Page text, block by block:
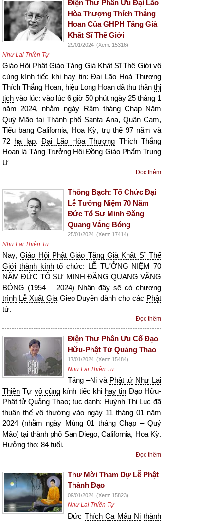
Điện Thư Phân Ưu Đại Lão
Hòa Thượng Thích Thắng
Hoan Của GHPH Tăng Già
Khất Sĩ Thế Giới
29/01/2024 (Xem: 15316)
Như Lai Thiền Tự
Giáo Hội Phật Giáo Tăng Già Khất Sĩ Thế Giới vô
cùng kính tiếc khi hay tin: Đại Lão Hoà Thượng
Thích Thắng Hoan, hiệu Long Hoan đã thu thần thị
tịch vào lúc: vào lúc 6 giờ 50 phút ngày 25 tháng 1
năm 2024, nhằm ngày Rằm tháng Chạp Năm
Quý Mão tại Thành phố Santa Ana, Quận Cam,
Tiểu bang California, Hoa Kỳ, trụ thế 97 năm và
72 hạ lạp.Đại Lão Hòa Thượng Thích Thắng
Hoan là Tăng Trưởng Hội Đồng Giáo Phẩm Trung
Ư
Đọc thêm
Thông Bạch: Tổ Chức Đại
Lễ Tưởng Niệm 70 Năm
Đức Tổ Sư Minh Đăng
Quang Vắng Bóng
25/01/2024 (Xem: 17414)
Như Lai Thiền Tự
Nay,Giáo Hội Phật Giáo Tăng Già Khất Sĩ Thế
Giới thành kínhtổ chức: LỄ TƯỞNG NIỆM 70
NĂM ĐỨC TỔ SƯ MINH ĐĂNG QUANG VẮNG
BÓNG (1954 – 2024) Nhân đây sẽ có chương
trình Lễ Xuất GiaGieo Duyên dành cho các Phật
tử.
Đọc thêm
Điện Thư Phân Ưu Cố Đạo
Hữu-Phật Tử Quảng Thao
17/01/2024 (Xem: 15484)
Như Lai Thiền Tự
Tăng –Ni và Phật tử Như Lai
Thiền Tự vô cùngkính tiếc khi hay tin Đạo Hữu-
Phật tử Quảng Thao; tục danh: Huỳnh Thị Lục đã
thuận thế vô thường vào ngày 11 tháng 01 năm
2024 (nhằm ngày Mùng 01 tháng Chạp – Quý
Mão) tại thành phố San Diego, California, Hoa Kỳ.
Hưởng thọ: 84 tuổi.
Đọc thêm
Thư Mời Tham Dự Lễ Phật
Thành Đạo
09/01/2024 (Xem: 15823)
Như Lai Thiền Tự
Đức Thích Ca Mâu Ni thành